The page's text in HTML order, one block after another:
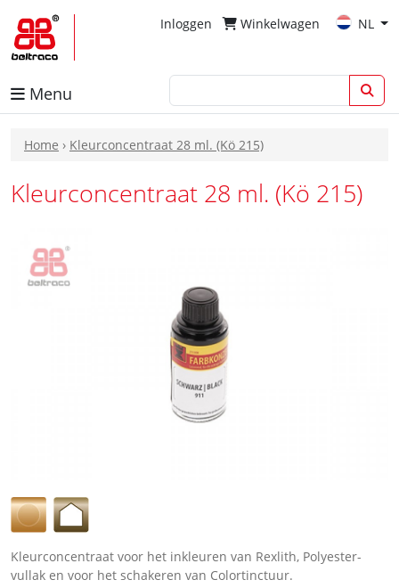
Inloggen Winkelwagen NL
Menu
Home › Kleurconcentraat 28 ml. (Kö 215)
Kleurconcentraat 28 ml. (Kö 215)
Kleurconcentraat voor het inkleuren van Rexlith, Polyester-
vullak en voor het schakeren van Colortinctuur.